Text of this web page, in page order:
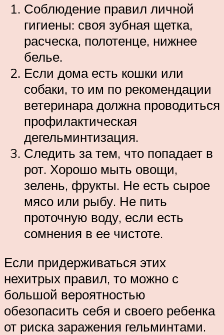
Соблюдение правил личной
гигиены: своя зубная щетка,
расческа, полотенце, нижнее
белье.
Если дома есть кошки или
собаки, то им по рекомендации
ветеринара должна проводиться
профилактическая
дегельминтизация.
Следить за тем, что попадает в
рот. Хорошо мыть овощи,
зелень, фрукты. Не есть сырое
мясо или рыбу. Не пить
проточную воду, если есть
сомнения в ее чистоте.
Если придерживаться этих
нехитрых правил, то можно с
большой вероятностью
обезопасить себя и своего ребенка
от риска заражения гельминтами.